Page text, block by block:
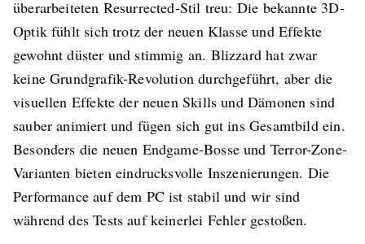
überarbeiteten Resurrected-Stil treu: Die bekannte 3D-
Optik fühlt sich trotz der neuen Klasse und Effekte
gewohnt düster und stimmig an. Blizzard hat zwar
keine Grundgrafik-Revolution durchgeführt, aber die
visuellen Effekte der neuen Skills und Dämonen sind
sauber animiert und fügen sich gut ins Gesamtbild ein.
Besonders die neuen Endgame-Bosse und Terror-Zone-
Varianten bieten eindrucksvolle Inszenierungen. Die
Performance auf dem PC ist stabil und wir sind
während des Tests auf keinerlei Fehler gestoßen.